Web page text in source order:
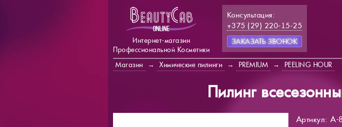
Интернет-магазин
Профессиональной Косметики
Консультация:
+375 (29) 220-15-25
ЗАКАЗАТЬ ЗВОНОК
Магазин → Химические пилинги → PREMIUM → PEELING HOUR
Пилинг
Артикул: A-